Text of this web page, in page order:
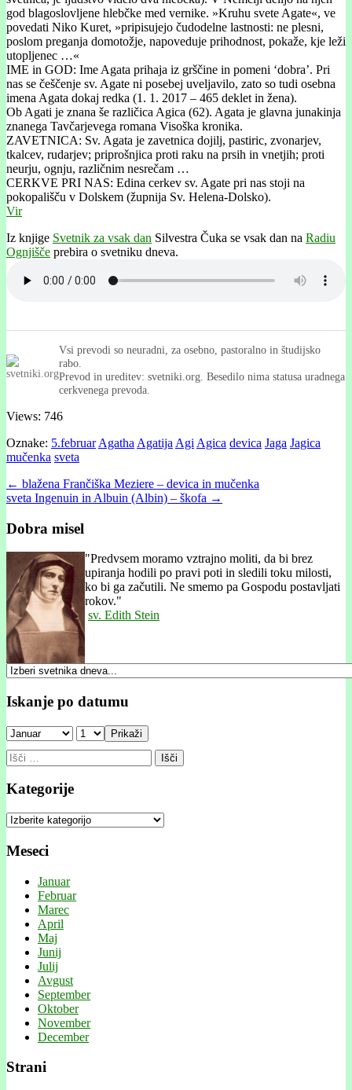
god blagoslovljene hlebčke med vernike. »Kruhu svete Agate«, ve
povedati Niko Kuret, »pripisujejo čudodelne lastnosti: ne plesni,
poslom preganja domotožje, napoveduje prihodnost, pokaže, kje leži
utopljenec …«
IME in GOD: Ime Agata prihaja iz grščine in pomeni ‘dobra’. Pri
nas se češčenje sv. Agate ni posebej uveljavilo, zato so tudi osebna
imena Agata dokaj redka (1. 1. 2017 – 465 deklet in žena).
Ob Agati je znana še različica Agica (62). Agata je glavna junakinja
znanega Tavčarjevega romana Visoška kronika.
ZAVETNICA: Sv. Agata je zavetnica dojilj, pastiric, zvonarjev,
tkalcev, rudarjev; priprošnjica proti raku na prsih in vnetjih; proti
neurju, ognju, različnim nesrečam …
CERKVE PRI NAS: Edina cerkev sv. Agate pri nas stoji na
pokopališču v Dolskem (župnija Sv. Helena-Dolsko).
Vir
Iz knjige Svetnik za vsak dan Silvestra Čuka se vsak dan na Radiu
Ognjišče prebira o svetniku dneva.
Vsi prevodi so neuradni, za osebno, pastoralno in študijsko
rabo.
Prevod in ureditev: svetniki.org. Besedilo nima statusa uradnega
cerkvenega prevoda.
Views: 746
Oznake: 5.februar Agatha Agatija Agi Agica devica Jaga Jagica
mučenka sveta
Post
navigation
← blažena Frančiška Meziere – devica in mučenka
sveta Ingenuin in Albuin (Albin) – škofa →
Dobra misel
"Predvsem moramo vztrajno moliti, da bi brez
upiranja hodili po pravi poti in sledili toku milosti,
ko bi ga začutili. Ne smemo pa Gospodu postavljati
rokov."
sv. Edith Stein
Iskanje po datumu
Prikaži
Išči:
Kategorije
Kategorije
Meseci
Januar
Februar
Marec
April
Maj
Junij
Julij
Avgust
September
Oktober
November
December
Strani